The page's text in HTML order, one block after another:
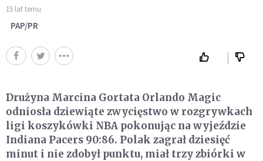
15 lat temu
PAP/PR
Drużyna Marcina Gortata Orlando Magic
odniosła dziewiąte zwycięstwo w rozgrywkach
ligi koszykówki NBA pokonując na wyjeździe
Indiana Pacers 90:86. Polak zagrał dziesięć
minut i nie zdobył punktu, miał trzy zbiórki w